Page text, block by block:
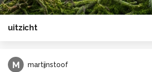
uitzicht
M martijnstoof